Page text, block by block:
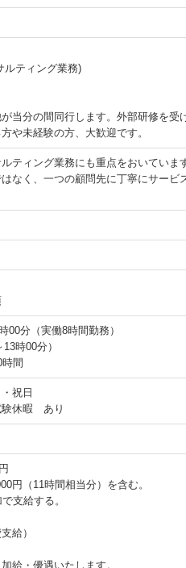
ティング業務)
当分の間同行します。外部研修を受
や未経験の方、大歓迎です。
ティング業務にも重点をおいていま
なく、一つの顧問先に丁寧にサービ
分（実働8時間勤務）
時00分）
間
祝日
験休暇 あり
円（11時間相当分）を含む。
支給する。
給）
給・優遇いたします。